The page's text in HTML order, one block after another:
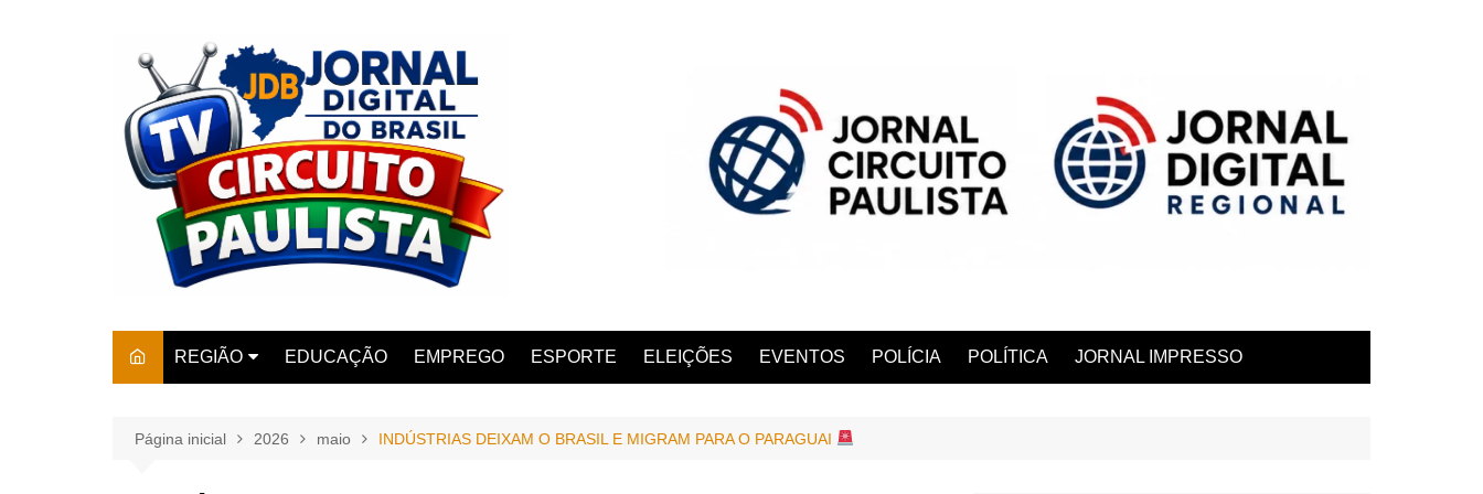
REGIÃO
AMPARO
EDUCAÇÃO EMPREGO ESPORTE ELEIÇÕES EVENTOS POLÍCIA POLÍTICA JORNAL IMPRESSO
Página inicial 2026 maio INDÚSTRIAS DEIXAM O BRASIL E MIGRAM PARA O PARAGUAI